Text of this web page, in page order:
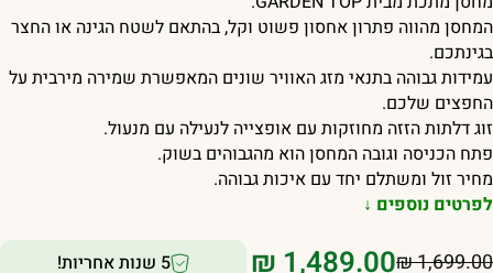
5 שנות אחריות! ₪
₪ 1,489.00
מהווה פתרון אחסון פשוט וקל, בהתאם לשטח הגינה או החצר
גבוהה בתנאי מזג האוויר שונים המאפשרת שמירה מירבית על
שלכם.
דלתות הזזה מחוזקות עם אופצייה לנעילה עם מנעול.
הכניסה וגובה המחסן הוא מהגבוהים בשוק.
זול ומשתלם יחד עם איכות גבוהה.
נוספים ↓